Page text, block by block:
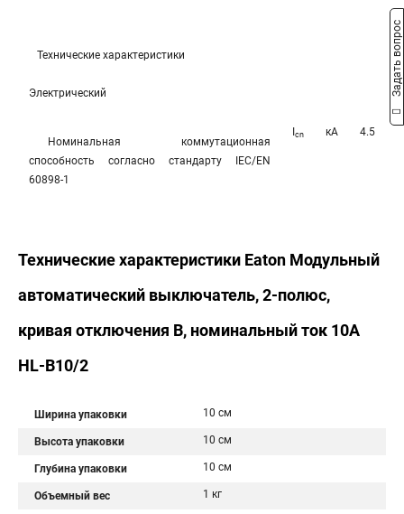
Технические характеристики
Электрический
Номинальная коммутационная
способность согласно стандарту IEC/EN
60898-1
cn кА 4.5
Технические характеристики Eaton Модульный
автоматический выключатель, 2-полюс,
кривая отключения B, номинальный ток 10А
HL-B10/2
Ширина упаковки 10 см
Высота упаковки 10 см
Глубина упаковки 10 см
Объемный вес 1 кг
Задать вопрос